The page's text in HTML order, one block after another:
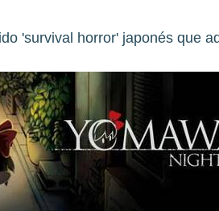
'survival horror' japonés que